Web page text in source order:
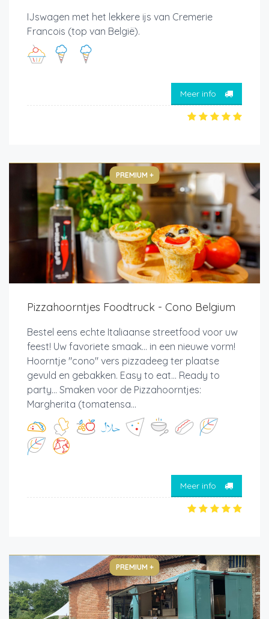
IJswagen met het lekkere ijs van Cremerie
Francois (top van België).
Meer info
PREMIUM +
Pizzahoorntjes Foodtruck - Cono Belgium
Bestel eens echte Italiaanse streetfood voor uw
feest! Uw favoriete smaak... in een nieuwe vorm!
Hoorntje "cono" vers pizzadeeg ter plaatse
gevuld en gebakken. Easy to eat... Ready to
party... Smaken voor de Pizzahoorntjes:
Margherita (tomatensa...
Meer info
PREMIUM +